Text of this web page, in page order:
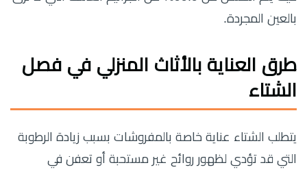
بالعين المجردة.
طرق العناية بالأثاث المنزلي في فصل
الشتاء
يتطلب الشتاء عناية خاصة بالمفروشات بسبب زيادة الرطوبة
التي قد تؤدي لظهور روائح غير مستحبة أو تعفن في